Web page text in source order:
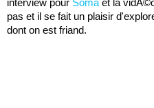
interview pour Soma et la
pas et il se fait un plaisir
dont on est friand.